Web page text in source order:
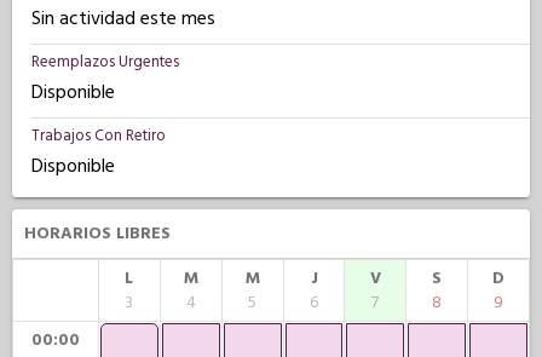
Sin actividad este mes
Reemplazos Urgentes
Disponible
Trabajos Con Retiro
Disponible
HORARIOS LIBRES
L
3
M
4
M
5
J
6
V
7
S
8
D
9
00:00